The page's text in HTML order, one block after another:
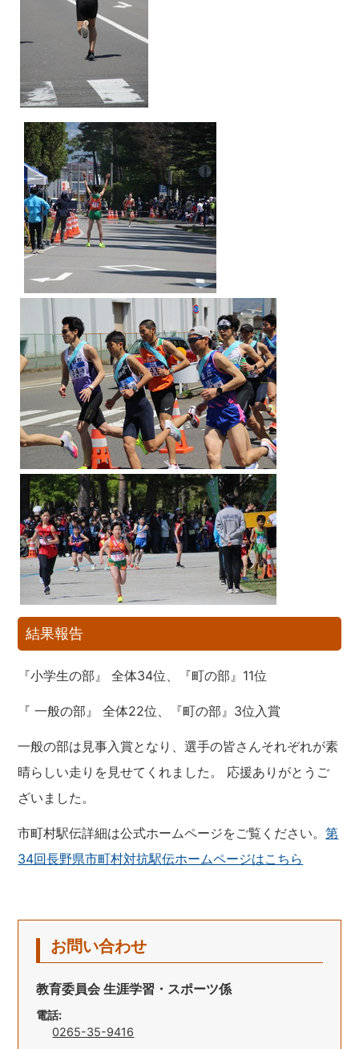
結果報告
『小学生の部』 全体34位、『町の部』11位
『 一般の部』 全体22位、『町の部』3位入賞
一般の部は見事入賞となり、選手の皆さんそれぞれが素
晴らしい走りを見せてくれました。 応援ありがとうご
ざいました。
市町村駅伝詳細は公式ホームページをご覧ください。第
34回長野県市町村対抗駅伝ホームページはこちら
お問い合わせ
教育委員会 生涯学習・スポーツ係
電話:
0265-35-9416